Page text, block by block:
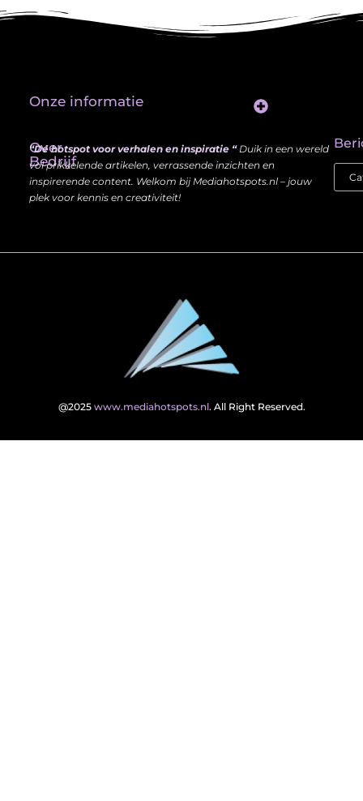
Over
Bedrijf
“Dé hotspot voor verhalen en inspiratie “Duik in een wereld
vol prikkelende artikelen, verrassende inzichten en
inspirerende content. Welkom bij Mediahotspots.nl – jouw
plek voor kennis en creativiteit!
Onze informatie
@2025 www.mediahotspots.nl. All Right Reserved.